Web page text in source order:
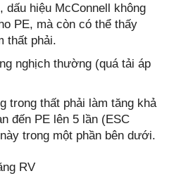
dấu hiệu McConnell không
PE, mà còn có thể thấy
thất phải.
nghịch thường (quá tải áp
trong thất phải làm tăng khả
đến PE lên 5 lần (ESC
trong một phần bên dưới.
RV